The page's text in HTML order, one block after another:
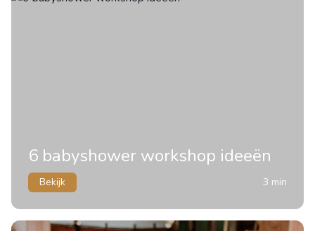
6 babyshower workshop ideeën
Bekijk 3 min